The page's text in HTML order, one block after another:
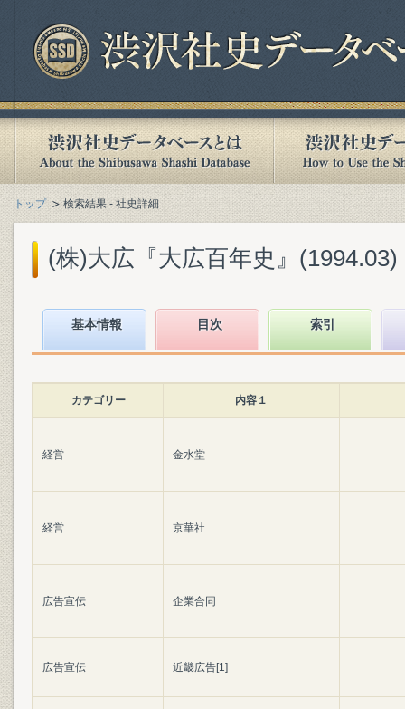
トップ 検索結果 - 社史詳細
(株)大広『大広百年史』(1994.03)
基本情報 目次 索引
カテゴリー 内容１
経営 金水堂
経営 京華社
広告宣伝 企業合同
広告宣伝 近畿広告[1]